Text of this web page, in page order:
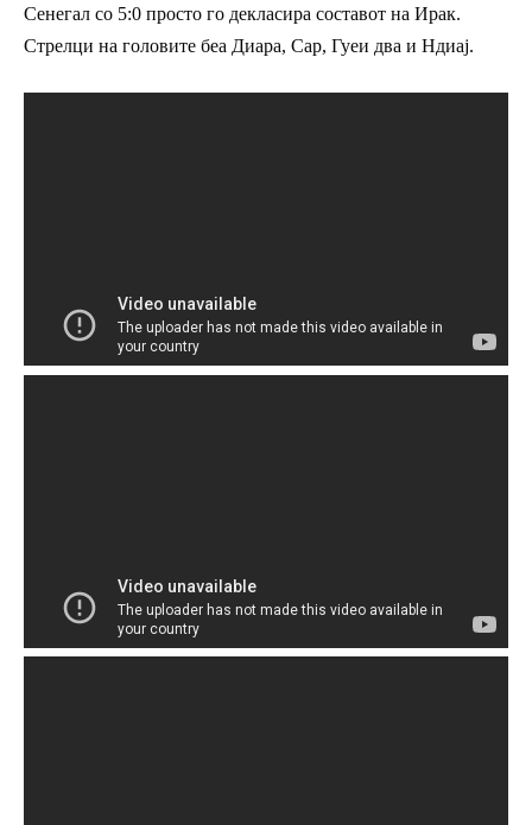
Сенегал со 5:0 просто го декласира составот на Ирак.
Стрелци на головите беа Диара, Сар, Гуеи два и Ндиај.